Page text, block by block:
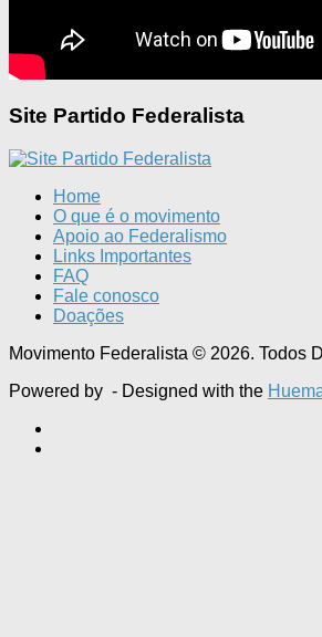
Site Partido Federalista
Home
O que é o movimento
Apoio ao Federalismo
Links Importantes
FAQ
Fale conosco
Doações
Movimento Federalista © 2026. Todos
Powered by - Designed with the